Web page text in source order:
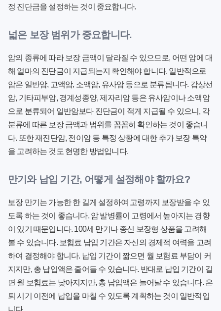
정 진단금을 설정하는 것이 중요합니다.
넓은 보장 범위가 중요합니다.
암의 종류에 따라 보장 금액이 달라질 수 있으므로, 어떤 암에 대
해 얼마의 진단금이 지급되는지 확인해야 합니다. 일반적으로
암은 일반암, 고액암, 소액암, 유사암등으로 분류됩니다. 갑상선
암, 기타피부암, 경계성종양, 제자리암 등은 유사암이나 소액암
으로 분류되어 일반암보다 진단금이 적게 지급될 수 있으니, 각
분류에 따른 보장 금액과 범위를 꼼꼼히 확인하는 것이 좋습니
다. 또한 재진단암, 전이암 등 특정 상황에 대한 추가 보장 특약
을 고려하는 것도 현명한 방법입니다.
만기와 납입 기간, 어떻게 설정해야 할까요?
보장 만기 는 가능한 한 길게 설정하여 고령까지 보장받을 수 있
도록 하는 것이 좋습니다. 암 발병률이 고령에서 높아지는 경향
이 있기 때문입니다. 100세 만기나 종신 보장형 상품을 고려해
볼 수 있습니다. 보험료 납입 기간은 자신의 경제적 여력을 고려
하여 결정해야 합니다. 납입 기간이 짧으면 월 보험료 부담이 커
지지만, 총 납입액은 줄어들 수 있습니다. 반대로 납입 기간이 길
면 월 보험료는 낮아지지만, 총 납입액은 늘어날 수 있습니다. 은
퇴 시기 이전에 납입을 마칠 수 있도록 계획하는 것이 일반적입